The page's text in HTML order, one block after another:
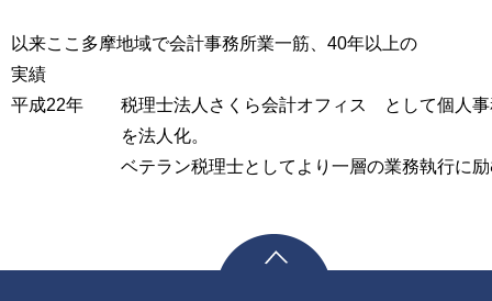
以来ここ多摩地域で会計事務所業一筋、40年以上の
実績
平成22年
税理士法人さくら会計オフィス として個人
を法人化。
ベテラン税理士としてより一層の業務執行に